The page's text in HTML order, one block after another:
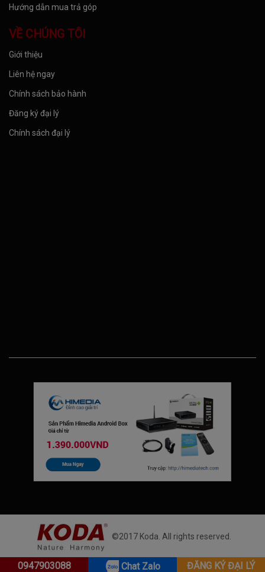
Hướng dẫn mua trả góp
VỀ CHÚNG TÔI
Giới thiệu
Liên hệ ngay
Chính sách bảo hành
Đăng ký đại lý
Chính sách đại lý
©2017 Koda. All rights reserved.
0947903088 Chat Zalo ĐĂNG KÝ ĐẠI LÝ